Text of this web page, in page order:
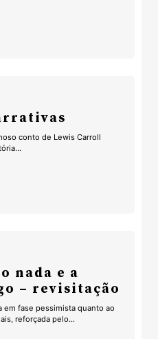
conto de Lewis Carroll
nada e a
– revisitação
em fase pessimista quanto ao
reforçada pelo...